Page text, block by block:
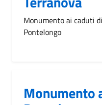
Monumento ai caduti
Pontelongo
Monumento